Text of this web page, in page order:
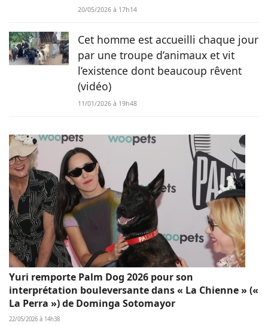
20/05/2026 à 17h14
Cet homme est accueilli chaque jour
par une troupe d’animaux et vit
l’existence dont beaucoup rêvent
(vidéo)
11/01/2026 à 19h48
Yuri remporte Palm Dog 2026 pour son
interprétation bouleversante dans « La Chienne » («
La Perra ») de Dominga Sotomayor
22/05/2026 à 14h38